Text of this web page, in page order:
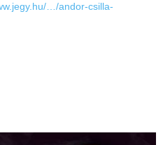
…/andor-csilla-